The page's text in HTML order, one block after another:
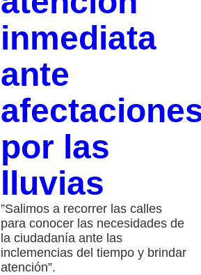
inmediata
ante
por las
lluvias
”Salimos a recorrer las calles
para conocer las necesidades de
la ciudadanía ante las
inclemencias del tiempo y brindar
atención”.